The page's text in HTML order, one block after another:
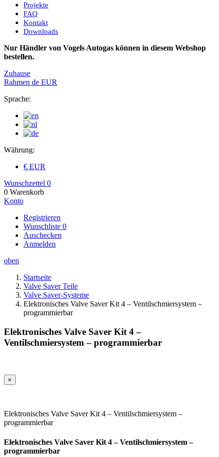
Projekte
FAQ
Kontakt
Downloads
Nur Händler von Vogels Autogas können in diesem Webshop
bestellen.
Zuhause
Rahmen de EUR
Sprache:
Währung:
€ EUR
Wunschzettel 0
0 Warenkorb
Konto
Registrieren
Wunschliste 0
Auschecken
Anmelden
oben
Startseite
Valve Saver Teile
Valve Saver-Systeme
Elektronisches Valve Saver Kit 4 – Ventilschmiersystem –
programmierbar
Elektronisches Valve Saver Kit 4 –
Ventilschmiersystem – programmierbar
×
Elektronisches Valve Saver Kit 4 – Ventilschmiersystem –
programmierbar
Elektronisches Valve Saver Kit 4 – Ventilschmiersystem –
programmierbar